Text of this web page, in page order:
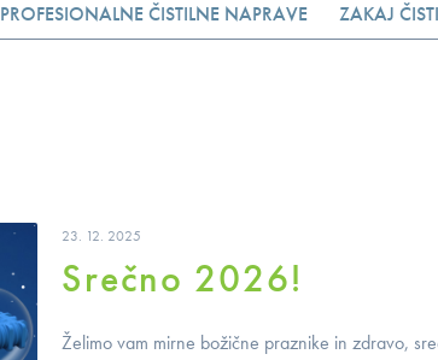
PROFESIONALNE ČISTILNE NAPRAVE ZAKAJ
23. 12. 2025
Srečno 2026!
Želimo vam mirne božične praznike in zdravo,